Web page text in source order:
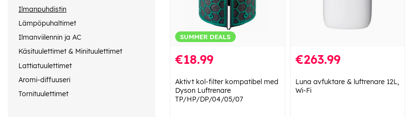
Ilmanpuhdistin
Lämpöpuhaltimet
Ilmanviilennin ja AC
Käsituulettimet & Minituulettimet
Lattiatuulettimet
Aromi-diffuuseri
Tornituulettimet
SUMMER DEALS
€18.99
Aktivt kol-filter kompatibel med
Dyson Luftrenare
TP/HP/DP/04/05/07
€263.99
Luna avfuktare & luftrenare 12L,
Wi-Fi